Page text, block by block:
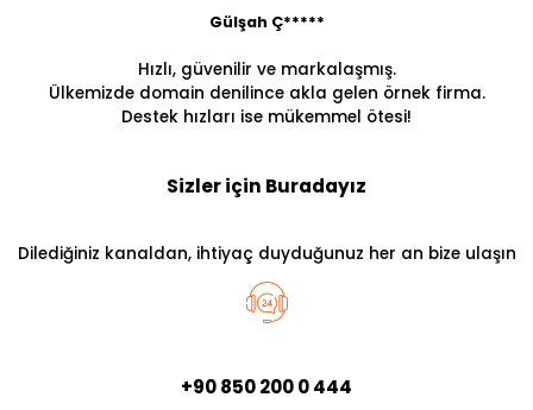
Gülşah Ç*****
Hızlı, güvenilir ve markalaşmış.
Ülkemizde domain denilince akla gelen örnek firma.
Destek hızları ise mükemmel ötesi!
Sizler için Buradayız
Dilediğiniz kanaldan, ihtiyaç duyduğunuz her an bize ulaşın
+90 850 200 0 444